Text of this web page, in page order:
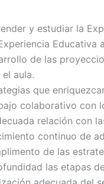
y estudiar la
Educativa
de las
aula.
que
colaborativo con
relación con
continuo de
de las
las etapas